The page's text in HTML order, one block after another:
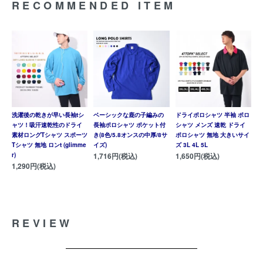
RECOMMENDED ITEM
洗濯後の乾きが早い長袖tシ
ャツ！吸汗速乾性のドライ
素材ロングTシャツ スポーツ
Tシャツ 無地 ロンt (glimme
r)
1,290円(税込)
ベーシックな鹿の子編みの
長袖ポロシャツ ポケット付
き(8色/5.8オンスの中厚/8サ
イズ)
1,716円(税込)
ドライポロシャツ 半袖 ポロ
シャツ メンズ 速乾 ドライ
ポロシャツ 無地 大きいサイ
ズ 3L 4L 5L
1,650円(税込)
REVIEW